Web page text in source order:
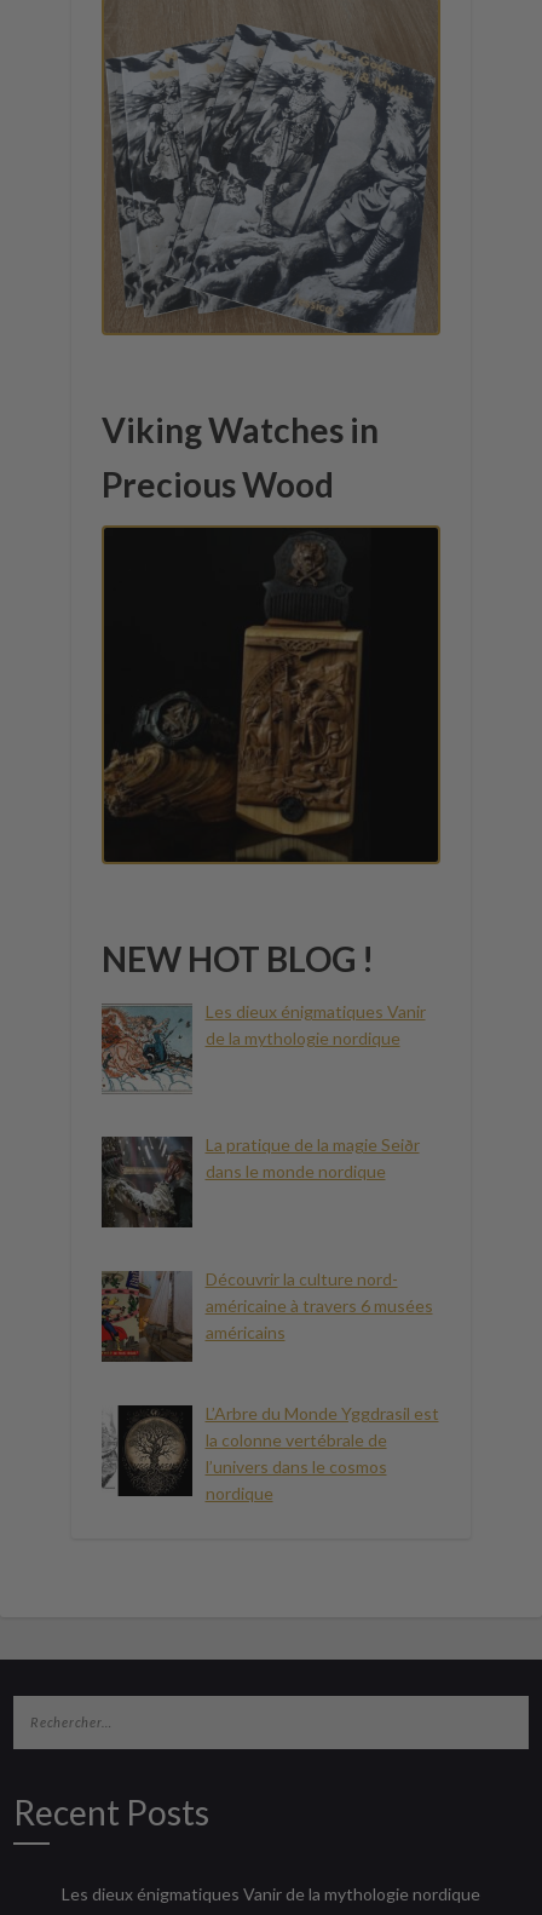
Viking Watches in
Precious Wood
NEW HOT BLOG !
Les dieux énigmatiques Vanir
de la mythologie nordique
La pratique de la magie Seiðr
dans le monde nordique
Découvrir la culture nord-
américaine à travers 6 musées
américains
L’Arbre du Monde Yggdrasil est
la colonne vertébrale de
l’univers dans le cosmos
nordique
Recent Posts
Les dieux énigmatiques Vanir de la mythologie nordique